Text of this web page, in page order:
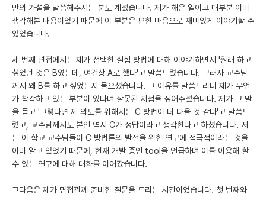
만의 가설을 말씀해주시는 분도 계셨습니다. 제가 해온 일이고 대부분 이미
생각해본 내용이었기 때문에 이 부분은 편한 마음으로 재미있게 이야기할 수
있었습니다.
세 번째 면접에서는 제가 선택한 실험 방법에 대해 이야기하면서 '원래 하고
싶었던 것은 B였는데, 여건상 A로 했다'고 말씀드렸습니다. 그러자 교수님
께서 왜 B를 하고 싶었는지 물으셨습니다. 그 이유를 말씀드리니 제가 무언
가 착각하고 있는 부분이 있다며 잘못된 지점을 짚어주셨습니다. 제가 그 말
을 듣고 '그렇다면 제 의도를 위해서는 C 방법이 더 나을 것 같다'고 말씀드
렸고, 교수님께서도 본인 역시 C가 정답이라고 생각한다고 하셨습니다. 저
는 이 학교 교수님들이 C 방법론의 발전을 위한 연구에 적극적이라는 것을
이미 알고 있었기 때문에, 현재 개발 중인 tool을 언급하며 이를 이용해 할
수 있는 연구에 대해 대화를 이어갔습니다.
그다음은 제가 면접관께 준비한 질문을 드리는 시간이었습니다. 첫 번째와